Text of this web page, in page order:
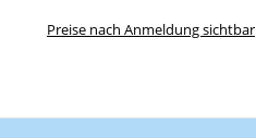
Preise nach Anmeldung sichtbar